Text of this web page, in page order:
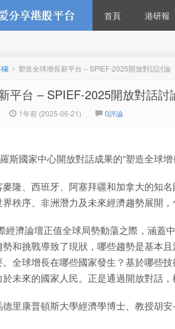
首頁 港研報
> 塑造全球增長新平台 – SPIEF-2025開放對話討論
平台 – SPIEF-2025開放對話討
1年前 (2025-06-21) 0評論
斯國家中心開放對話成果的”塑造全球
隆、西班牙、阿塞拜疆和加拿大的知
秩序、非洲潛力及未來經濟趨勢展開，
經濟論壇正值全球局勢動蕩之際，涵
和挑戰導致了現狀，哪些趨勢是基本
全球增長在哪些國家發生？基於哪些
未來的國家人民。正是通過開放對話
里康普頓斯大學經濟學博士、教授胡